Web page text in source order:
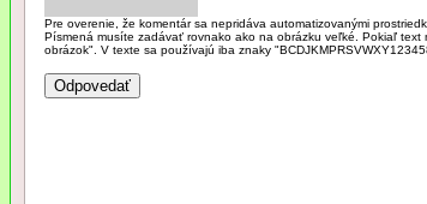
Pre overenie, že komentár sa nepridáva automatizovanými
Písmená musíte zadávať rovnako ako na obrázku veľké. Pokiaľ
obrázok". V texte sa používajú iba znaky